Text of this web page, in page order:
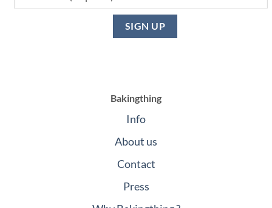
Bakingthing
Info
About us
Contact
Press